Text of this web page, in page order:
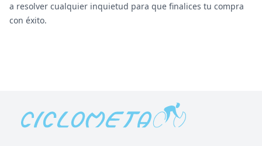
a resolver cualquier inquietud para que finalices tu compra
con éxito.